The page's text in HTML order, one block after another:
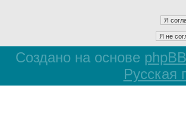
Создано на основе phpBB
Русская